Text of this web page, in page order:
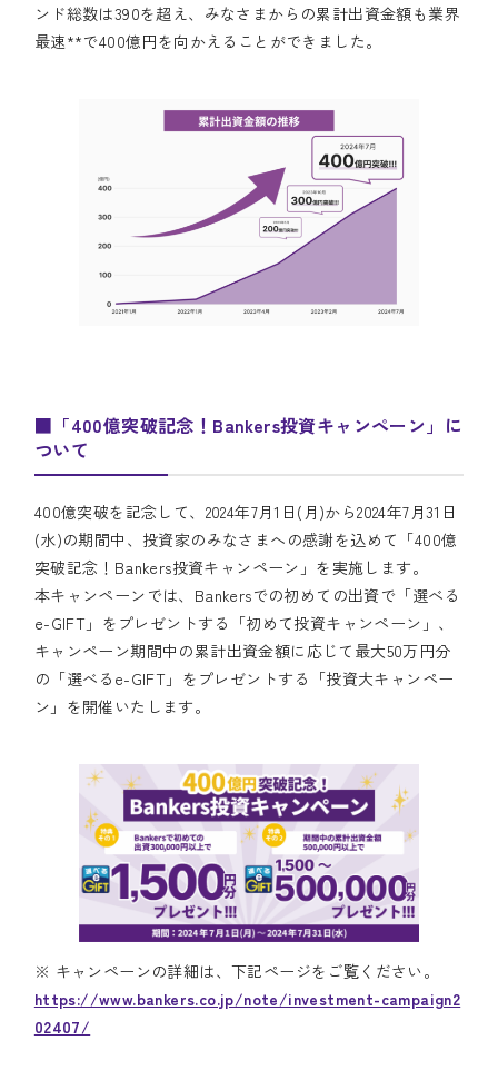
ンド総数は390を超え、みなさまからの累計出資金額も業界
最速**で400億円を向かえることができました。
■「400億突破記念！Bankers投資キャンペーン」に
ついて
400億突破を記念して、2024年7月1日(月)から2024年7月31日
(水)の期間中、投資家のみなさまへの感謝を込めて「400億
突破記念！Bankers投資キャンペーン」を実施します。
本キャンペーンでは、Bankersでの初めての出資で「選べる
e-GIFT」をプレゼントする「初めて投資キャンペーン」、
キャンペーン期間中の累計出資金額に応じて最大50万円分
の「選べるe-GIFT」をプレゼントする「投資大キャンペー
ン」を開催いたします。
※ キャンペーンの詳細は、下記ページをご覧ください。
https://www.bankers.co.jp/note/investment-campaign2
02407/